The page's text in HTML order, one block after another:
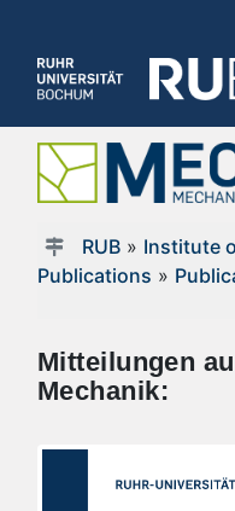
RUB» Institute
Publications »
Mitteilungen
Mechanik: